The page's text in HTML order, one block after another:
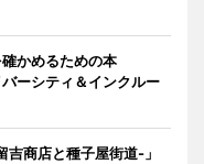
かめるための本
ーシティ＆インクルー
吉商店と種子屋街道-」